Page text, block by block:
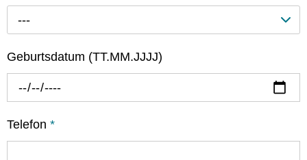
---
Geburtsdatum (TT.MM.JJJJ)
Telefon *